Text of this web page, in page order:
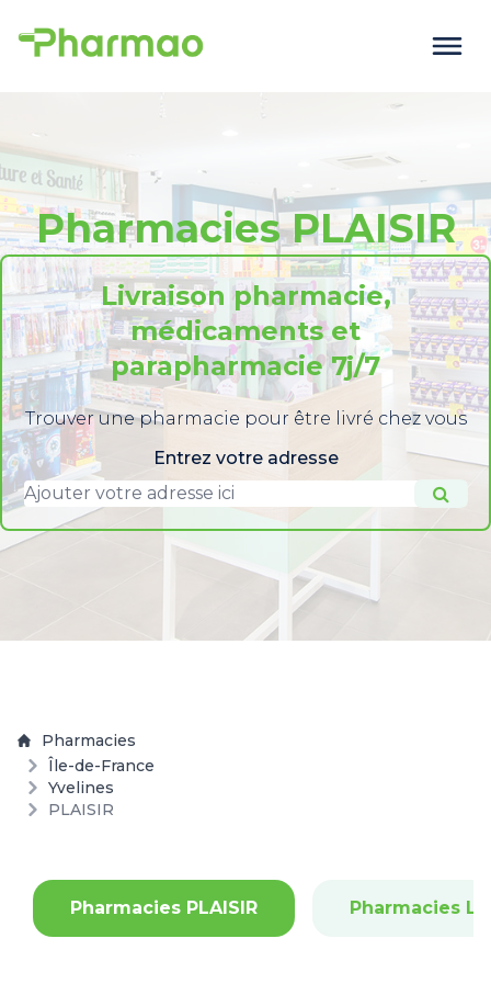
Pharmacies PLAISIR
Livraison pharmacie,
médicaments et
parapharmacie 7j/7
Trouver une pharmacie pour être livré chez vous
Entrez votre adresse
Pharmacies
Île-de-France
Yvelines
PLAISIR
Pharmacies PLAISIR Pharmacies LE